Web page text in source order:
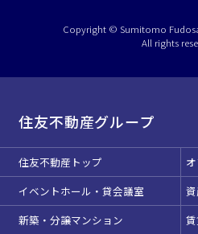
Copyright © Sumitomo
All rights
住友不動産グループ
住友不動産トップ
イベントホール・貸会議室
新築・分譲マンション